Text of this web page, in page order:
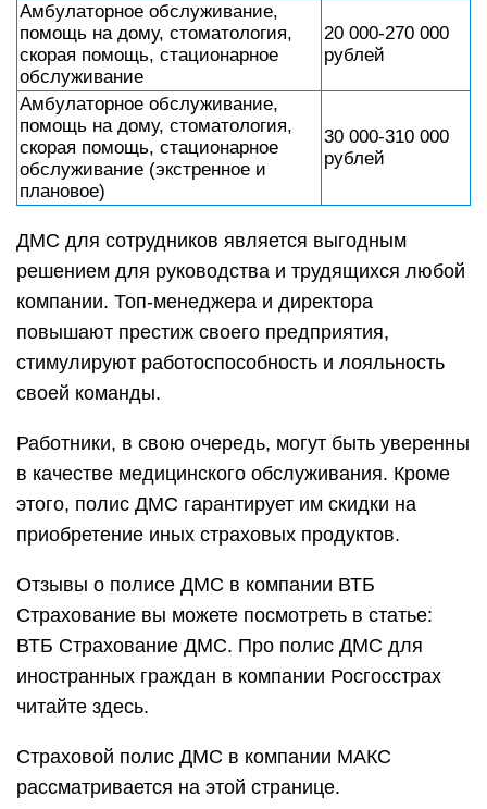
Амбулаторное обслуживание,
помощь на дому, стоматология,
скорая помощь, стационарное
обслуживание
20 000-270 000
рублей
Амбулаторное обслуживание,
помощь на дому, стоматология,
скорая помощь, стационарное
обслуживание (экстренное и
плановое)
30 000-310 000
рублей
ДМС для сотрудников является выгодным
решением для руководства и трудящихся любой
компании. Топ-менеджера и директора
повышают престиж своего предприятия,
стимулируют работоспособность и лояльность
своей команды.
Работники, в свою очередь, могут быть уверенны
в качестве медицинского обслуживания. Кроме
этого, полис ДМС гарантирует им скидки на
приобретение иных страховых продуктов.
Отзывы о полисе ДМС в компании ВТБ
Страхование вы можете посмотреть в статье:
ВТБ Страхование ДМС. Про полис ДМС для
иностранных граждан в компании Росгосстрах
читайте здесь.
Страховой полис ДМС в компании МАКС
рассматривается на этой странице.